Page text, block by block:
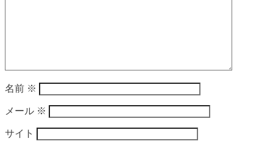
名前 ※
メール ※
サイト